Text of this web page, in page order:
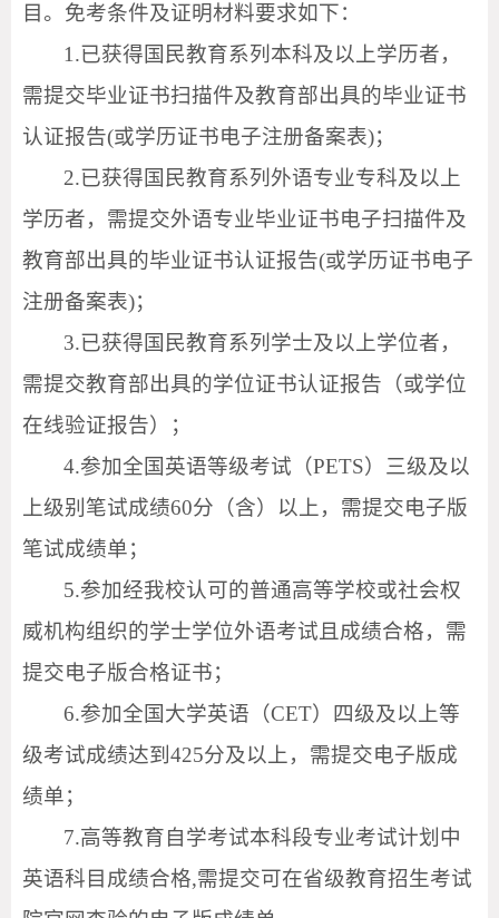
目。免考条件及证明材料要求如下：
1.已获得国民教育系列本科及以上学历者，
需提交毕业证书扫描件及教育部出具的毕业证书
认证报告(或学历证书电子注册备案表)；
2.已获得国民教育系列外语专业专科及以上
学历者，需提交外语专业毕业证书电子扫描件及
教育部出具的毕业证书认证报告(或学历证书电子
注册备案表)；
3.已获得国民教育系列学士及以上学位者，
需提交教育部出具的学位证书认证报告（或学位
在线验证报告）；
4.参加全国英语等级考试（PETS）三级及以
上级别笔试成绩60分（含）以上 ，需提交电子版
笔试成绩单；
5.参加经我校认可的普通高等学校或社会权
威机构组织的学士学位外语考试且成绩合格，需
提交电子版合格证书；
6.参加全国大学英语（CET）四级及以上等
级考试成绩达到425分及以上，需提交电子版成
绩单；
7.高等教育自学考试本科段专业考试计划中
英语科目成绩合格,需提交可在省级教育招生考试